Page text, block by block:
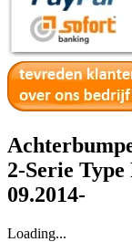
2-Serie
09.2014-
Loading...